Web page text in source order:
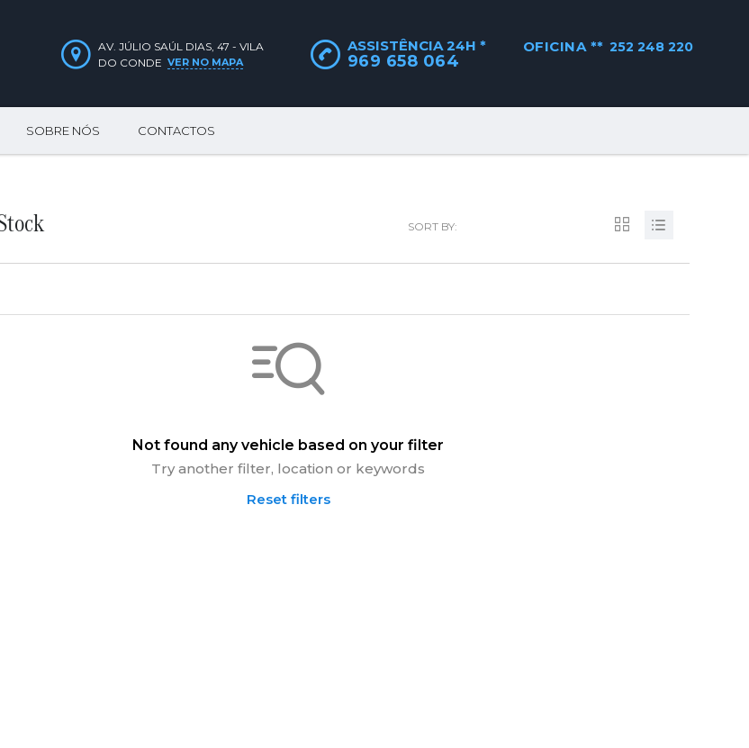
OFICINA ** 252 248 220
ASSISTÊNCIA 24H *
969 658 064
AV. JÚLIO SAÚL DIAS, 47 - VILA
DO CONDE VER NO MAPA
SOBRE NÓS CONTACTOS
SORT BY:
Not found any vehicle based on your filter
Try another filter, location or keywords
Reset filters